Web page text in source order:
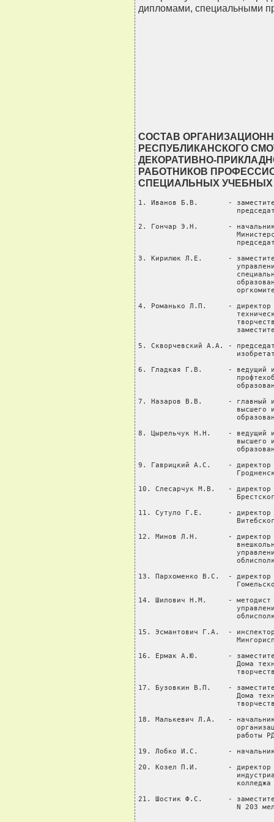
дипломами, специальными
СОСТАВ
РЕСПУБЛИКАНСКОГО
ДЕКОРАТИВНО-
РАБОТНИКОВ
СПЕЦИАЛЬНЫХ УЧЕБНЫХ
1. Иванов Б.В.       -
2. Гончар Э.Н.       - начальник
3. Кирилюк Л.Е.      -
4. Романько Л.П.     - директор
5. Скворчевский А.А. -
6. Гладкая Г.В.      - ведущий
7. Назаров В.В.      - главный
высшего
8. Цырельчук Н.Н.    - ведущий
высшего
9. Гаврицкий А.С.    - директор
10. Слесарчук М.В.   - директор
11. Сутуло Г.Е.      - директор
12. Минов Л.Н.       - директор
13. Пархоменко В.С.  - директор
14. Шилович Н.М.     - методист
15. Эсмантович Г.А.  - инспектор
16. Ермак А.Ю.       -
Дома
17. Бузовкин В.П.    -
Дома
18. Малькевич Л.А.   -
работы
19. Лобко И.С.       - начальник
20. Козел П.И.       - директор
                       колледжа
21. Шостик Ф.С.      -
N 203